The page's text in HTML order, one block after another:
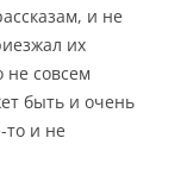
и не
их
не совсем
быть и очень
и не